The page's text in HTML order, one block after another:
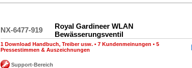
NX-6477-919
Royal Gardineer WLAN
Bewässerungsventil
1 Download Handbuch, Treiber usw. • 7 Kundenmeinungen • 5
Pressestimmen & Auszeichnungen
Support-Bereich